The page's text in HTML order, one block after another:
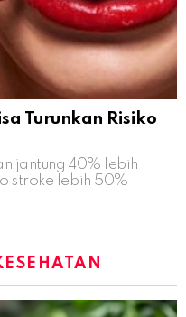
Turunkan Risiko
jantung 40% lebih
stroke lebih 50%